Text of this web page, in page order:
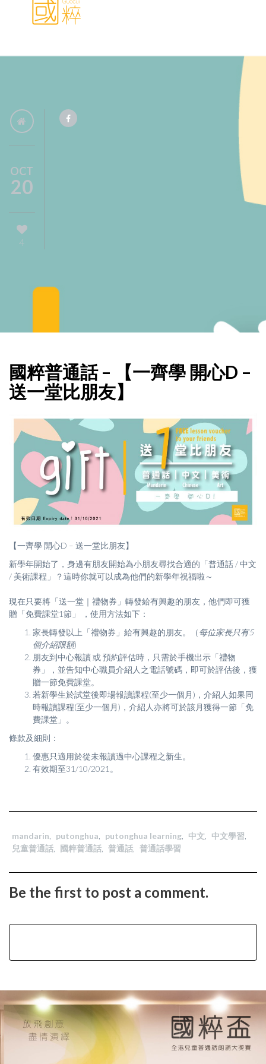
OCT
20
4
國粹普通話 – 【一齊學 開心D –
送一堂比朋友】
【一齊學 開心D – 送一堂比朋友】
新學年開始了，身邊有朋友開始為小朋友尋找合適的「普通話 / 中文
/ 美術課程」？這時你就可以成為他們的新學年祝福啦～
現在只要將「送一堂｜禮物券」轉發給有興趣的朋友，他們即可獲
贈「免費課堂1節」 ，使用方法如下：
家長轉發以上「禮物券」給有興趣的朋友。（每位家長只有5
個介紹限額)
朋友到中心報讀 或 預約評估時，只需於手機出示「禮物
券」，並告知中心職員介紹人之電話號碼，即可於評估後，獲
贈一節免費課堂。
若新學生於試堂後即場報讀課程(至少一個月)，介紹人如果同
時報讀課程(至少一個月)，介紹人亦將可於該月獲得一節「免
費課堂」。
條款及細則：
優惠只適用於從未報讀過中心課程之新生。
有效期至31/10/2021。
mandarin putonghua putonghua learning 中文 中文學習
兒童普通話
國粹普通話 普通話 普通話學習
Be the first to post a comment.